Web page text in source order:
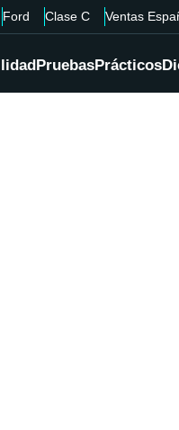
Ford Clase C Ventas
PruebasPrácticos